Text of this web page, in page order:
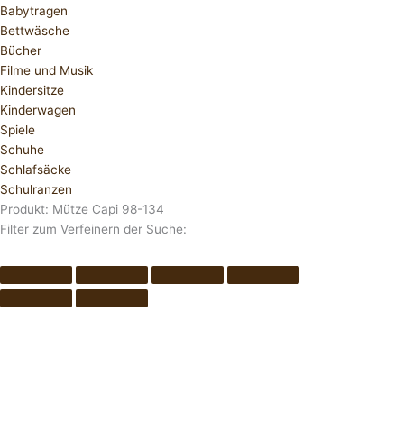
Babytragen
Bettwäsche
Bücher
Filme und Musik
Kindersitze
Kinderwagen
Spiele
Schuhe
Schlafsäcke
Schulranzen
Produkt: Mütze Capi 98-134
Filter zum Verfeinern der Suche: